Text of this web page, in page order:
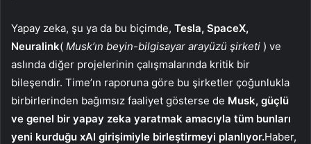
Yapay zeka, şu ya da bu biçimde, Tesla, SpaceX,
Neuralink( Musk’ın beyin-bilgisayar arayüzü şirketi ) ve
aslında diğer projelerinin çalışmalarında kritik bir
bileşendir. Time’ın raporuna göre bu şirketler çoğunlukla
birbirlerinden bağımsız faaliyet gösterse de Musk, güçlü
ve genel bir yapay zeka yaratmak amacıyla tüm bunları
yeni kurduğu xAI girişimiyle birleştirmeyi planlıyor.Haber,